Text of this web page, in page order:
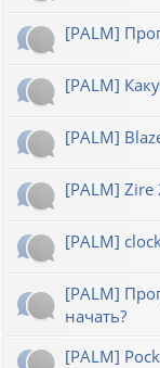
[PALM]
[PALM]
[PALM]
[PALM] Zire
[PALM]
[PALM]
начать?
[PALM]